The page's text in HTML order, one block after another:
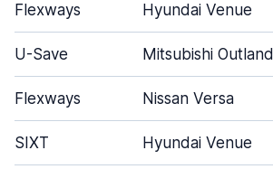
Flexways Hyundai Venue
U-Save Mitsubishi
Flexways Nissan Versa
SIXT Hyundai Venue